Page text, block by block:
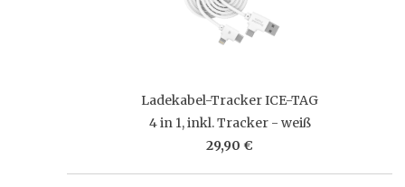
Ladekabel-Tracker ICE-TAG
4 in 1, inkl. Tracker - weiß
29,90 €